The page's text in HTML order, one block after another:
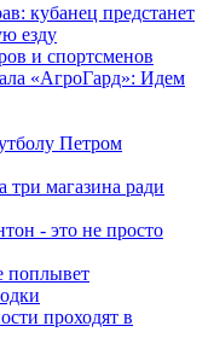
кубанец предстанет
езду
и спортсменов
«АгроГард»: Идем
Петром
три магазина ради
- это не просто
поплывет
проходят в